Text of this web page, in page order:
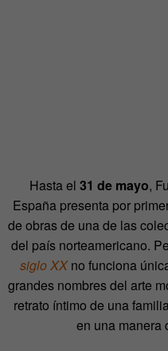
Hasta el 31 de mayo,
España presenta por
de obras de una de las
del país norteamericano.
siglo XXno funciona
grandes nombres del arte
retrato íntimo de una
en una manera